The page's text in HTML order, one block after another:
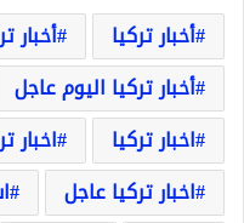
أخبار تركيا
أخبار
أخبار تركيا اليوم عاجل
اخبار تركيا
اخبار
اخبار تركيا عاجل